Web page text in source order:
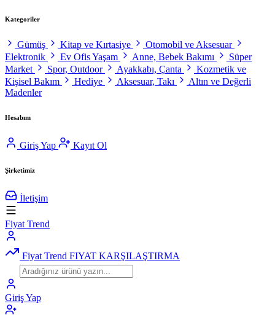
Kategoriler
Gümüş Kitap ve Kırtasiye
Otomobil ve Aksesuar
Elektronik
Ev Ofis Yaşam Anne, Bebek Bakımı
Süper
Market
Spor, Outdoor Ayakkabı, Çanta
Kozmetik ve
Kişisel Bakım
Hediye Aksesuar, Takı
Altın ve Değerli
Madenler
Hesabım
Giriş Yap Kayıt Ol
Şirketimiz
İletişim
Fiyat Trend
Fiyat Trend FIYAT KARŞILAŞTIRMA
Giriş Yap